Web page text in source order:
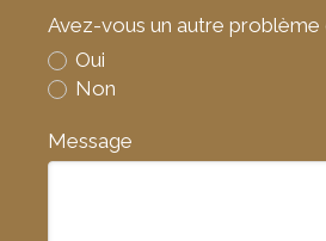
Avez-vous un autre problème
Oui
Non
Message